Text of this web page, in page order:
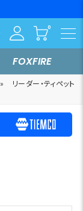
FOXFIRE
»
リーダー・ティペット